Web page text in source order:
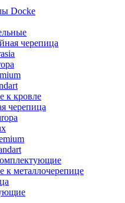
Docke
черепица
к кровле
черепица
металлочерепице